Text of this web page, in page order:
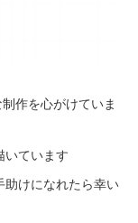
作を心がけていま
いています
助けになれたら幸い